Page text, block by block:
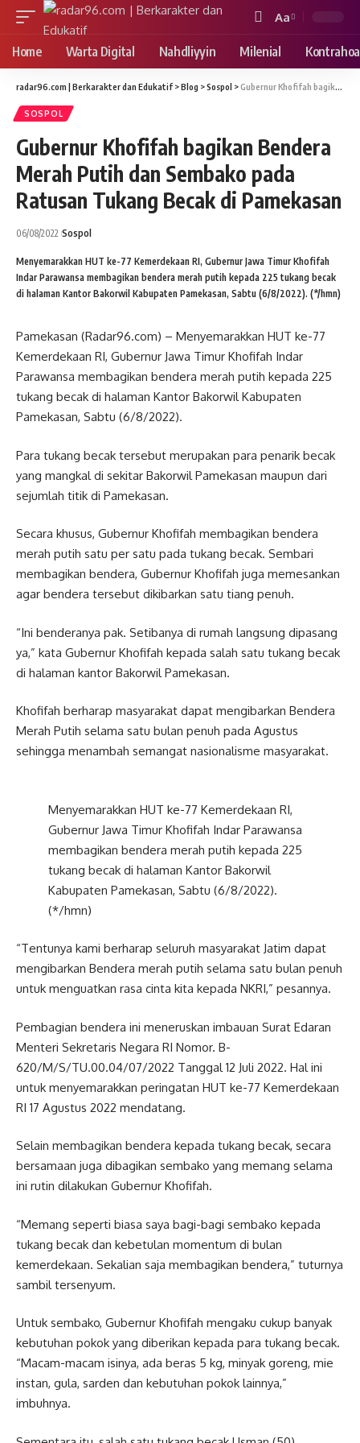
Font
Resizer
Aa
Home Warta Digital Nahdliyyin Milenial
radar96.com | Berkarakter dan Edukatif >Blog >Sospol >Gubernur Khofifah bagikan Bendera Merah Putih dan Sembako pada Ratusan Tukang Becak di Pamekasan
SOSPOL
Gubernur Khofifah bagikan Bendera
Merah Putih dan Sembako pada
Ratusan Tukang Becak di Pamekasan
06/08/2022 Sospol
Menyemarakkan HUT ke-77 Kemerdekaan RI, Gubernur Jawa Timur Khofifah
Indar Parawansa membagikan bendera merah putih kepada 225 tukang becak
di halaman Kantor Bakorwil Kabupaten Pamekasan, Sabtu (6/8/2022). (*/hmn)
Pamekasan (Radar96.com) – Menyemarakkan HUT ke-77
Kemerdekaan RI, Gubernur Jawa Timur Khofifah Indar
Parawansa membagikan bendera merah putih kepada 225
tukang becak di halaman Kantor Bakorwil Kabupaten
Pamekasan, Sabtu (6/8/2022).
Para tukang becak tersebut merupakan para penarik becak
yang mangkal di sekitar Bakorwil Pamekasan maupun dari
sejumlah titik di Pamekasan.
Secara khusus, Gubernur Khofifah membagikan bendera
merah putih satu per satu pada tukang becak. Sembari
membagikan bendera, Gubernur Khofifah juga memesankan
agar bendera tersebut dikibarkan satu tiang penuh.
“Ini benderanya pak. Setibanya di rumah langsung dipasang
ya,” kata Gubernur Khofifah kepada salah satu tukang becak
di halaman kantor Bakorwil Pamekasan.
Khofifah berharap masyarakat dapat mengibarkan Bendera
Merah Putih selama satu bulan penuh pada Agustus
sehingga menambah semangat nasionalisme masyarakat.
Menyemarakkan HUT ke-77 Kemerdekaan RI,
Gubernur Jawa Timur Khofifah Indar Parawansa
membagikan bendera merah putih kepada 225
tukang becak di halaman Kantor Bakorwil
Kabupaten Pamekasan, Sabtu (6/8/2022).
(*/hmn)
“Tentunya kami berharap seluruh masyarakat Jatim dapat
mengibarkan Bendera merah putih selama satu bulan penuh
untuk menguatkan rasa cinta kita kepada NKRI,” pesannya.
Pembagian bendera ini meneruskan imbauan Surat Edaran
Menteri Sekretaris Negara RI Nomor. B-
620/M/S/TU.00.04/07/2022 Tanggal 12 Juli 2022. Hal ini
untuk menyemarakkan peringatan HUT ke-77 Kemerdekaan
RI 17 Agustus 2022 mendatang.
Selain membagikan bendera kepada tukang becak, secara
bersamaan juga dibagikan sembako yang memang selama
ini rutin dilakukan Gubernur Khofifah.
“Memang seperti biasa saya bagi-bagi sembako kepada
tukang becak dan kebetulan momentum di bulan
kemerdekaan. Sekalian saja membagikan bendera,” tuturnya
sambil tersenyum.
Untuk sembako, Gubernur Khofifah mengaku cukup banyak
kebutuhan pokok yang diberikan kepada para tukang becak.
“Macam-macam isinya, ada beras 5 kg, minyak goreng, mie
instan, gula, sarden dan kebutuhan pokok lainnya,”
imbuhnya.